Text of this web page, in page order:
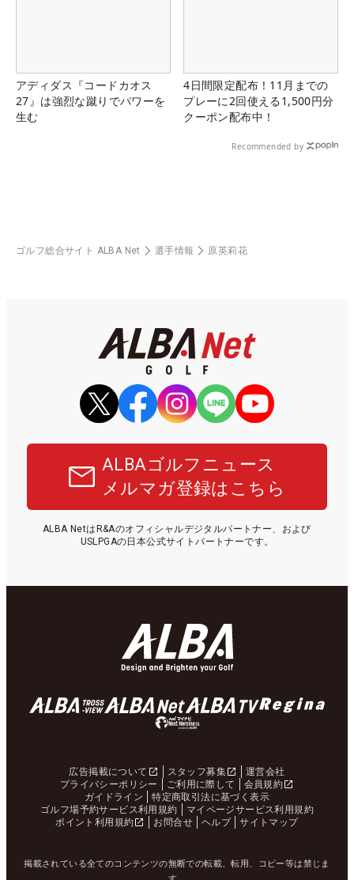
アディダス『コードカオス
27』は強烈な蹴りでパワーを
生む
4日間限定配布！11月までの
プレーに2回使える1,500円分
クーポン配布中！
Recommended by
ゴルフ総合サイト ALBA Net 選手情報 原英莉花
ALBAゴルフニュース
メルマガ登録はこちら
ALBA NetはR&Aのオフィシャルデジタルパートナー、および
USLPGAの日本公式サイトパートナーです。
広告掲載について スタッフ募集
運営会社
プライバシーポリシー
ご利用に際して
会員規約
ガイドライン
特定商取引法に基づく表示
ゴルフ場予約サービス利用規約
マイページサービス利用規約
ポイント利用規約
お問合せ ヘルプ サイトマップ
掲載されている全てのコンテンツの無断での転載、転用、コピー等は禁じま